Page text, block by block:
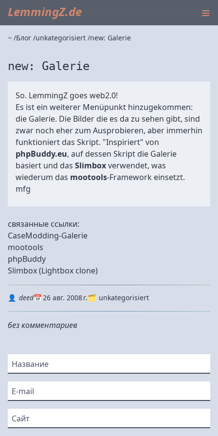
LemmingZ.de ≡
~ Блог unkategorisiert new: Galerie
new: Galerie
So. LemmingZ goes web2.0!
Es ist ein weiterer Menüpunkt hinzugekommen:
die Galerie. Die Bilder die es da zu sehen gibt, sind
zwar noch eher zum Ausprobieren, aber immerhin
funktioniert das Skript. "Inspiriert" von
phpBuddy.eu, auf dessen Skript die Galerie
basiert und das Slimboxverwendet, was
wiederum das mootools-Framework einsetzt.
mfg
связанные ссылки:
CaseModding-Galerie
mootools
phpBuddy
Slimbox (Lightbox clone)
Autordeed
Datum 26 авг. 2008 г.
Kategorie unkategorisiert
без комментариев
Название
E-mail
Сайт